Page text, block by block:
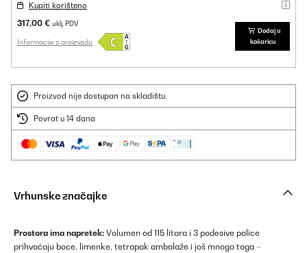
Kupiti korišteno
317,00 € uklj. PDV
Informacije o proizvodu
Dodaj u
košaricu
Proizvod nije dostupan na skladištu.
Povrat u 14 dana
Vrhunske značajke
Prostora ima napretek: Volumen od 115 litara i 3 podesive police
prihvaćaju boce, limenke, tetrapak ambalaže i još mnogo toga –